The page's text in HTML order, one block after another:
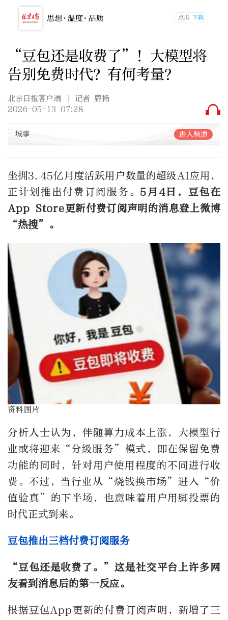
“豆包还是收费了”！大模型将
告别免费时代？有何考量？
北京日报客户端
| 记者 鹿杨
2026-05-13 07:28
城事 进入频道
坐拥3.45亿月度活跃用户数量的超级AI应用，
正计划推出付费订阅服务。 5月4日，豆包在
App Store更新付费订阅声明的消息登上微博
“热搜”。
资料图片
分析人士认为，伴随算力成本上涨，大模型行
业或将迎来“分级服务”模式，即在保留免费
功能的同时，针对用户使用程度的不同进行收
费。不过，当行业从“烧钱换市场”进入“价
值验真”的下半场，也意味着用户用脚投票的
时代正式到来。
豆包推出三档付费订阅服务
“豆包还是收费了。”这是社交平台上许多网
友看到消息后的第一反应。
根据豆包App更新的付费订阅声明，新增了三